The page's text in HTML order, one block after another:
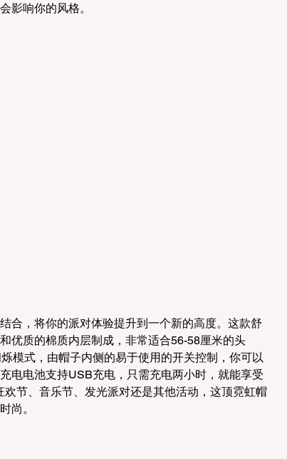
影响你的风格。
合，将你的派对体验提升到一个新的高度。这款舒
优质的棉质内层制成，非常适合56-58厘米的头
模式，由帽子内侧的易于使用的开关控制，你可以
电电池支持USB充电，只需充电两小时，就能享受
节、音乐节、发光派对还是其他活动，这顶霓虹帽
尚。